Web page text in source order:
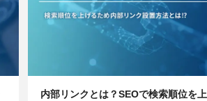
内部リンクとは？SEOで検索順位を上